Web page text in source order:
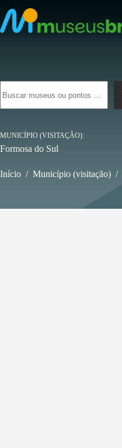
para
o
conteúdo
resultados
MUNICÍPIO (VISITAÇÃO)
Formosa do Sul
Início / Município (visitação) /